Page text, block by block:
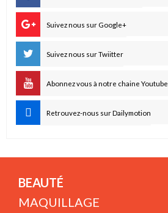
Suivez nous sur Google+
Suivez nous sur Twiitter
Abonnez vous à notre chaine Youtube
Retrouvez-nous sur Dailymotion
BEAUTÉ
MAQUILLAGE